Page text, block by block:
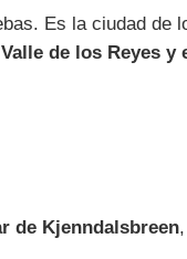
Es la ciudad de
Valle de los Reyes y
de Kjenndalsbreen